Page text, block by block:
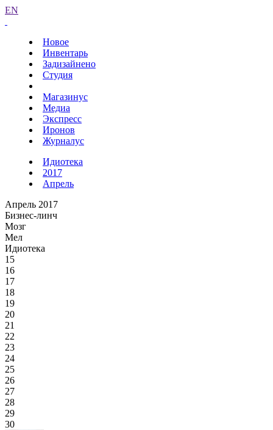
EN
Новое
Инвентарь
Задизайнено
Студия
Магазинус
Медиа
Экспресс
Иронов
Журналус
Идиотека
2017
Апрель
Апрель 2017
Бизнес-линч
Мозг
Мел
Идиотека
15
16
17
18
19
20
21
22
23
24
25
26
27
28
29
30